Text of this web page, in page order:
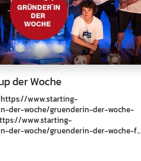
der Woche
https://www.starting-
der-woche/gruenderin-der-woche-
www.starting-
der-woche/gruenderin-der-woche-f...